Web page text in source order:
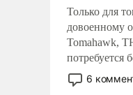
Только для
довоенному
Tomahawk,
потребуется
небольшая
опустошила
6